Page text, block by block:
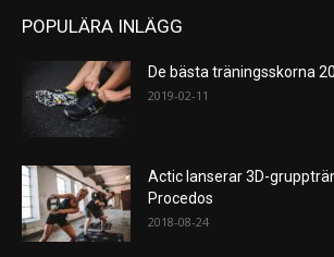
POPULÄRA INLÄGG
De bästa träningsskorna
2019-02-11
Actic lanserar 3D-
Procedos
2018-08-24